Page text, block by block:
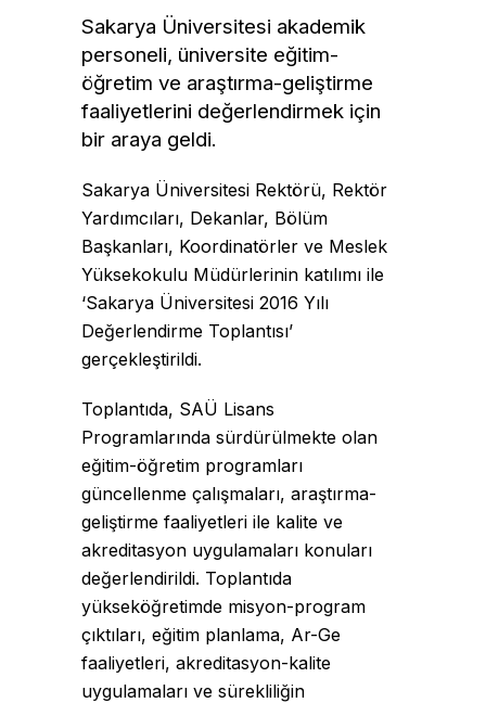
Sakarya Üniversitesi akademik
personeli, üniversite eğitim-
öğretim ve araştırma-geliştirme
faaliyetlerini değerlendirmek için
bir araya geldi.
Sakarya Üniversitesi Rektörü, Rektör
Yardımcıları, Dekanlar, Bölüm
Başkanları, Koordinatörler ve Meslek
Yüksekokulu Müdürlerinin katılımı ile
‘Sakarya Üniversitesi 2016 Yılı
Değerlendirme Toplantısı’
gerçekleştirildi.
Toplantıda, SAÜ Lisans
Programlarında sürdürülmekte olan
eğitim-öğretim programları
güncellenme çalışmaları, araştırma-
geliştirme faaliyetleri ile kalite ve
akreditasyon uygulamaları konuları
değerlendirildi. Toplantıda
yükseköğretimde misyon-program
çıktıları, eğitim planlama, Ar-Ge
faaliyetleri, akreditasyon-kalite
uygulamaları ve sürekliliğin